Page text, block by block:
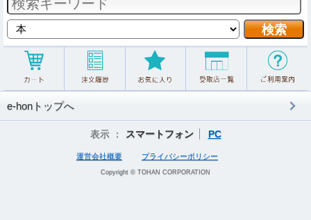
e-honトップへ
表示 ： スマートフォン PC
運営会社概要 プライバシーポリシー
Copyright © TOHAN CORPORATION